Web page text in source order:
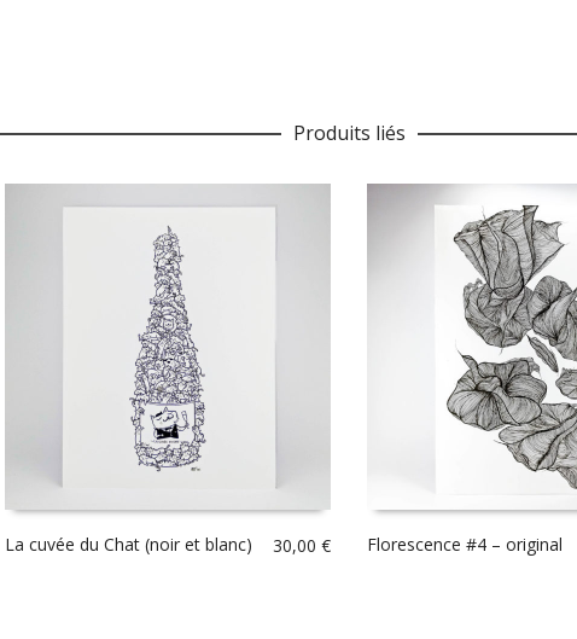
Produits liés
La cuvée du Chat (noir et blanc) 30,00 € Florescence #4 – original